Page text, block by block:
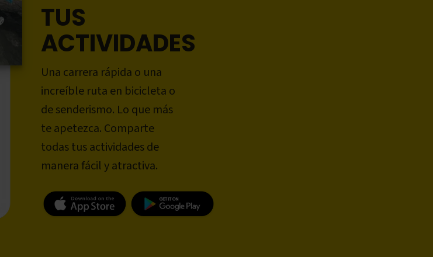
TUS
ACTIVIDADES
Una carrera rápida o una
increíble ruta en bicicleta o
de senderismo. Lo que más
te apetezca. Comparte
todas tus actividades de
manera fácil y atractiva.